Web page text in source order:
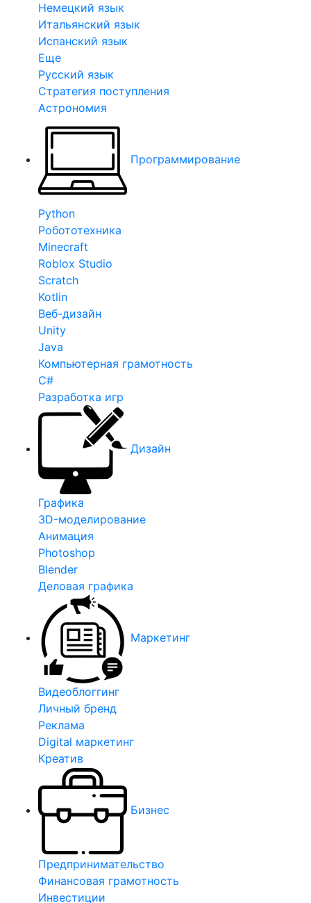
Немецкий язык
Итальянский язык
Испанский язык
Еще
Русский язык
Стратегия поступления
Астрономия
Программирование
Python
Робототехника
Minecraft
Roblox Studio
Scratch
Kotlin
Веб-дизайн
Unity
Java
Компьютерная грамотность
C#
Разработка игр
Дизайн
Графика
3D-моделирование
Анимация
Photoshop
Blender
Деловая графика
Маркетинг
Видеоблоггинг
Личный бренд
Реклама
Digital маркетинг
Креатив
Бизнес
Предпринимательство
Финансовая грамотность
Инвестиции